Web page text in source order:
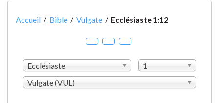
Accueil / Bible / Vulgate / Ecclésiaste 1:12
Ecclésiaste
1
Vulgate (VUL)